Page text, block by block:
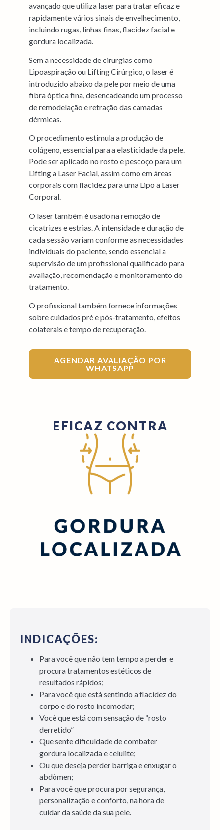
avançado que utiliza laser para tratar eficaz e
rapidamente vários sinais de envelhecimento,
incluindo rugas, linhas finas, flacidez facial e
gordura localizada.
Sem a necessidade de cirurgias como
Lipoaspiração ou Lifting Cirúrgico, o laser é
introduzido abaixo da pele por meio de uma
fibra óptica fina, desencadeando um processo
de remodelação e retração das camadas
dérmicas.
O procedimento estimula a produção de
colágeno, essencial para a elasticidade da pele.
Pode ser aplicado no rosto e pescoço para um
Lifting a Laser Facial, assim como em áreas
corporais com flacidez para uma Lipo a Laser
Corporal.
O laser também é usado na remoção de
cicatrizes e estrias. A intensidade e duração de
cada sessão variam conforme as necessidades
individuais do paciente, sendo essencial a
supervisão de um profissional qualificado para
avaliação, recomendação e monitoramento do
tratamento.
O profissional também fornece informações
sobre cuidados pré e pós-tratamento, efeitos
colaterais e tempo de recuperação.
AGENDAR AVALIAÇÃO POR
WHATSAPP
EFICAZ CONTRA
INDICAÇÕES:
Para você que não tem tempo a perder e
procura tratamentos estéticos de
resultados rápidos;
Para você que está sentindo a flacidez do
corpo e do rosto incomodar;
Você que está com sensação de “rosto
derretido”
Que sente dificuldade de combater
gordura localizada e celulite;
Ou que deseja perder barriga e enxugar o
abdômen;
Para você que procura por segurança,
personalização e conforto, na hora de
cuidar da saúde da sua pele.